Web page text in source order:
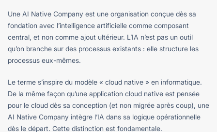
Une AI Native Company est une organisation conçue dès sa
fondation avec l’intelligence artificielle comme composant
central, et non comme ajout ultérieur. L’IA n’est pas un outil
qu’on branche sur des processus existants : elle structure les
processus eux-mêmes.
Le terme s’inspire du modèle « cloud native » en informatique.
De la même façon qu’une application cloud native est pensée
pour le cloud dès sa conception (et non migrée après coup), une
AI Native Company intègre l’IA dans sa logique opérationnelle
dès le départ. Cette distinction est fondamentale.